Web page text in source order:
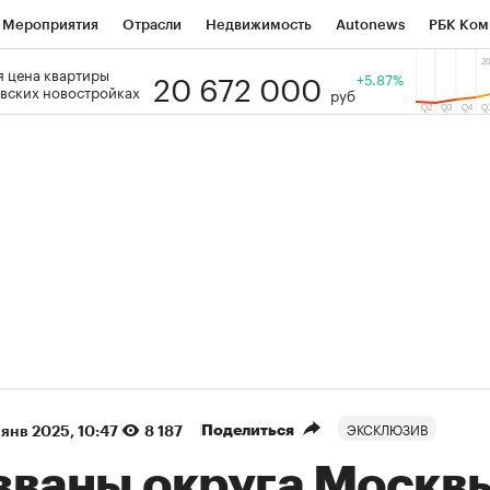
Мероприятия Отрасли Недвижимость Autonews РБК
РБК Образование Тренды
цена квартиры
новостройках
20 672 000 руб
+5.87%
янв 2025, 10:47 8 187 Поделиться ЭКСКЛЮЗИВ